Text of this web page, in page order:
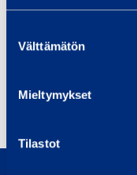
valinta
Välttämätön
Mieltymykset
Tilastot
Tuotteet
SääsuojatTelineet